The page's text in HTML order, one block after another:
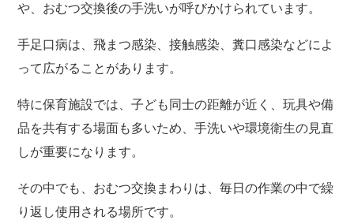
や、おむつ交換後の手洗いが呼びかけられています。
手足口病は、飛まつ感染、接触感染、糞口感染などによ
って広がることがあります。
特に保育施設では、子ども同士の距離が近く、玩具や備
品を共有する場面も多いため、手洗いや環境衛生の見直
しが重要になります。
その中でも、おむつ交換まわりは、毎日の作業の中で繰
り返し使用される場所です。